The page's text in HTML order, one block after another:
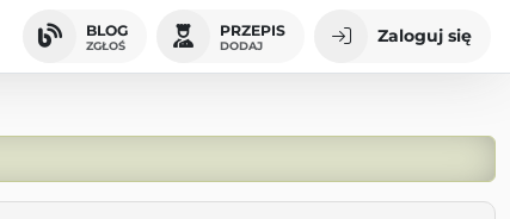
BLOG
ZGŁOŚ
PRZEPIS
DODAJ Zaloguj się